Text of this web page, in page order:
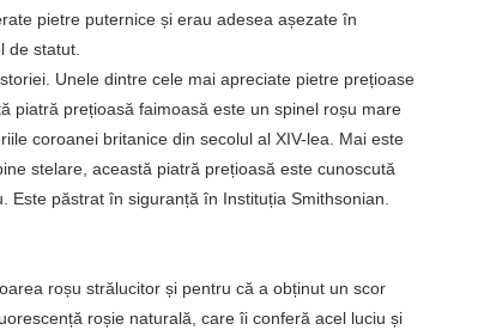
pietre puternice și erau adesea așezate în
de statut.
Unele dintre cele mai apreciate pietre prețioase
piatră prețioasă faimoasă este un spinel roșu mare
coroanei britanice din secolul al XIV-lea. Mai este
stelare, această piatră prețioasă este cunoscută
păstrat în siguranță în Instituția Smithsonian.
roșu strălucitor și pentru că a obținut un scor
roșie naturală, care îi conferă acel luciu și